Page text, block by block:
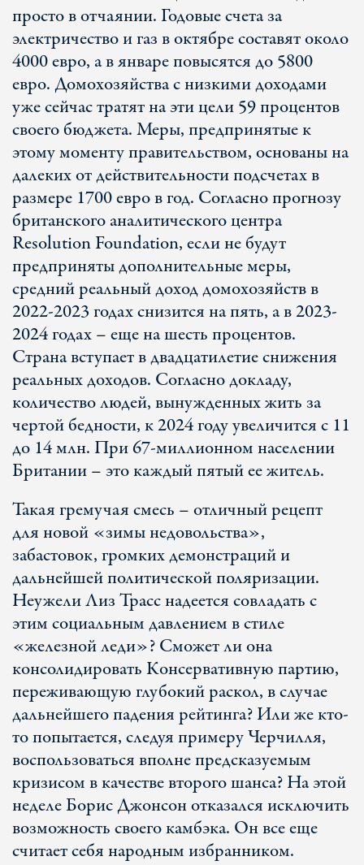
просто в отчаянии. Годовые счета за
электричество и газ в октябре составят около
4000 евро, а в январе повысятся до 5800
евро. Домохозяйства с низкими доходами
уже сейчас тратят на эти цели 59 процентов
своего бюджета. Меры, предпринятые к
этому моменту правительством, основаны на
далеких от действительности подсчетах в
размере 1700 евро в год. Согласно прогнозу
британского аналитического центра
Resolution Foundation, если не будут
предприняты дополнительные меры,
средний реальный доход домохозяйств в
2022-2023 годах снизится на пять, а в 2023-
2024 годах – еще на шесть процентов.
Страна вступает в двадцатилетие снижения
реальных доходов. Согласно докладу,
количество людей, вынужденных жить за
чертой бедности, к 2024 году увеличится с 11
до 14 млн. При 67-миллионном населении
Британии – это каждый пятый ее житель.
Такая гремучая смесь – отличный рецепт
для новой «зимы недовольства»,
забастовок, громких демонстраций и
дальнейшей политической поляризации.
Неужели Лиз Трасс надеется совладать с
этим социальным давлением в стиле
«железной леди»? Сможет ли она
консолидировать Консервативную партию,
переживающую глубокий раскол, в случае
дальнейшего падения рейтинга? Или же кто-
то попытается, следуя примеру Черчилля,
воспользоваться вполне предсказуемым
кризисом в качестве второго шанса? На этой
неделе Борис Джонсон отказался исключить
возможность своего камбэка. Он все еще
считает себя народным избранником.